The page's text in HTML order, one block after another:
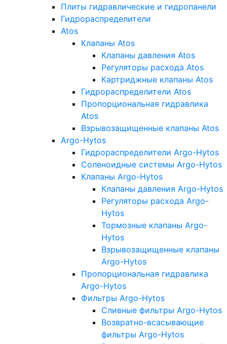
Плиты гидравлические и гидропанели
Гидрораспределители
Atos
Клапаны Atos
Клапаны давления Atos
Регуляторы расхода Atos
Картриджные клапаны Atos
Гидрораспределители Atos
Пропорциональная гидравлика
Atos
Взрывозащищенные клапаны Atos
Argo-Hytos
Гидрораспределители Argo-Hytos
Соленоидные системы Argo-Hytos
Клапаны Argo-Hytos
Клапаны давления Argo-Hytos
Регуляторы расхода Argo-
Hytos
Тормозные клапаны Argo-
Hytos
Взрывозащищенные клапаны
Argo-Hytos
Пропорциональная гидравлика
Argo-Hytos
Фильтры Argo-Hytos
Сливные фильтры Argo-Hytos
Возвратно-всасывающие
фильтры Argo-Hytos